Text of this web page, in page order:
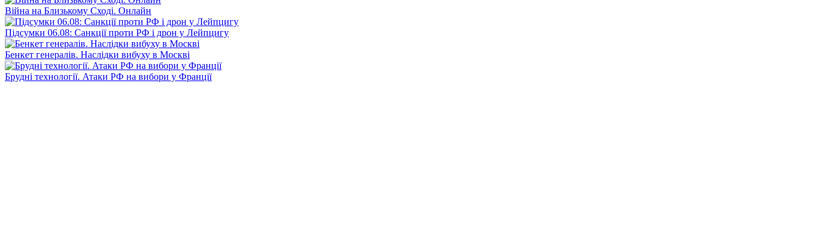
Війна на Близькому Сході. Онлайн
Підсумки 06.08: Санкції проти РФ і дрон у Лейпцигу
Бенкет генералів. Наслідки вибуху в Москві
Брудні технології. Атаки РФ на вибори у Франції